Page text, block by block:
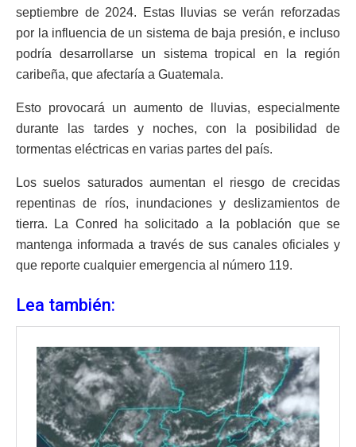
septiembre de 2024. Estas lluvias se verán reforzadas
por la influencia de un sistema de baja presión, e incluso
podría desarrollarse un sistema tropical en la región
caribeña, que afectaría a Guatemala.
Esto provocará un aumento de lluvias, especialmente
durante las tardes y noches, con la posibilidad de
tormentas eléctricas en varias partes del país.
Los suelos saturados aumentan el riesgo de crecidas
repentinas de ríos, inundaciones y deslizamientos de
tierra. La Conred ha solicitado a la población que se
mantenga informada a través de sus canales oficiales y
que reporte cualquier emergencia al número 119.
Lea también: